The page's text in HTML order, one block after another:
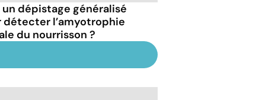
un dépistage généralisé
détecter l’amyotrophie
du nourrisson ?